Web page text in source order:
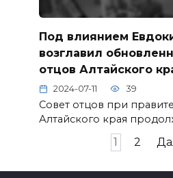
Под влиянием
возглавил
отцов Алтайского
2024-07-11 39
Совет отцов при
Алтайского края
1 2